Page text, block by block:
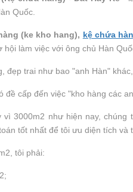
Quốc.
(ke kho hang), kệ chứa
làm việc với ông chủ Hàn
đẹp trai như bao "anh Hàn"
đề cấp đến việc "kho hàng các
vì 3000m2 như hiện nay,
tốt nhất để tôi ưu diện tích và
tôi phải: